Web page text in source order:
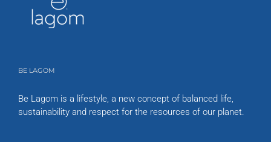
BE LAGOM
Be Lagom is a lifestyle, a new concept of balanced life,
sustainability and respect for the resources of our planet.